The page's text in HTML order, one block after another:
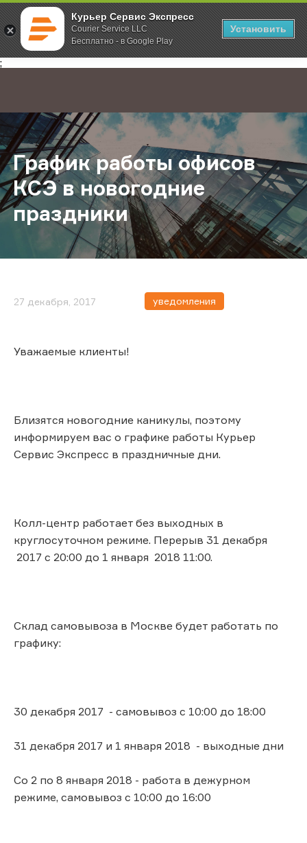
Курьер Сервис Экспресс
Courier Service LLC
Бесплатно - в Google Play
Установить
;
Главная О компании Новости График работы офисов КСЭ в
График работы офисов
КСЭ в новогодние
праздники
27 декабря, 2017 уведомления
Уважаемые клиенты!
Близятся новогодние каникулы, поэтому
информируем вас о графике работы Курьер
Сервис Экспресс в праздничные дни.
Колл-центр работает без выходных в
круглосуточном режиме. Перерыв 31 декабря
2017 с 20:00 до 1 января 2018 11:00.
Склад самовывоза в Москве будет работать по
графику:
30 декабря 2017 - самовывоз с 10:00 до 18:00
31 декабря 2017 и 1 января 2018 - выходные дни
Со 2 по 8 января 2018 - работа в дежурном
режиме, самовывоз с 10:00 до 16:00